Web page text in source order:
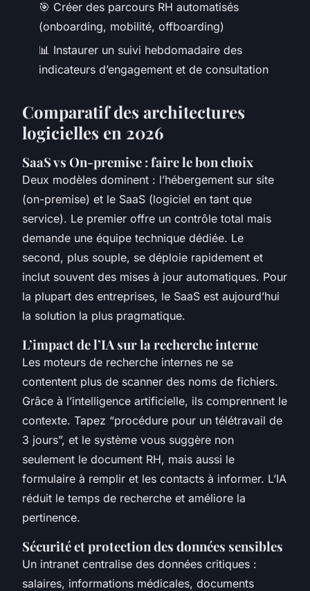
🎯 Créer des parcours RH automatisés
(onboarding, mobilité, offboarding)
📊 Instaurer un suivi hebdomadaire des
indicateurs d’engagement et de consultation
Comparatif des architectures
logicielles en 2026
SaaS vs On-premise : faire le bon choix
Deux modèles dominent : l’hébergement sur site
(on-premise) et le SaaS (logiciel en tant que
service). Le premier offre un contrôle total mais
demande une équipe technique dédiée. Le
second, plus souple, se déploie rapidement et
inclut souvent des mises à jour automatiques. Pour
la plupart des entreprises, le SaaS est aujourd’hui
la solution la plus pragmatique.
L’impact de l’IA sur la recherche interne
Les moteurs de recherche internes ne se
contentent plus de scanner des noms de fichiers.
Grâce à l’intelligence artificielle, ils comprennent le
contexte. Tapez “procédure pour un télétravail de
3 jours”, et le système vous suggère non
seulement le document RH, mais aussi le
formulaire à remplir et les contacts à informer. L’IA
réduit le temps de recherche et améliore la
pertinence.
Sécurité et protection des données sensibles
Un intranet centralise des données critiques :
salaires, informations médicales, documents